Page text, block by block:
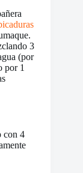
3
(por
por 1
con 4